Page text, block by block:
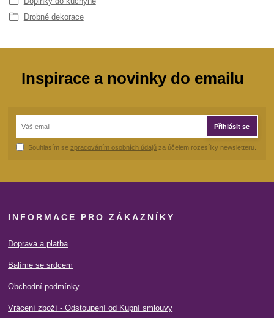
Drobné dekorace
Inspirace a novinky do emailu
Přihlásit se
Souhlasím se zpracováním osobních údajů za účelem rozesílky newsletteru.
INFORMACE PRO ZÁKAZNÍKY
Doprava a platba
Balíme se srdcem
Obchodní podmínky
Vrácení zboží - Odstoupení od Kupní smlouvy